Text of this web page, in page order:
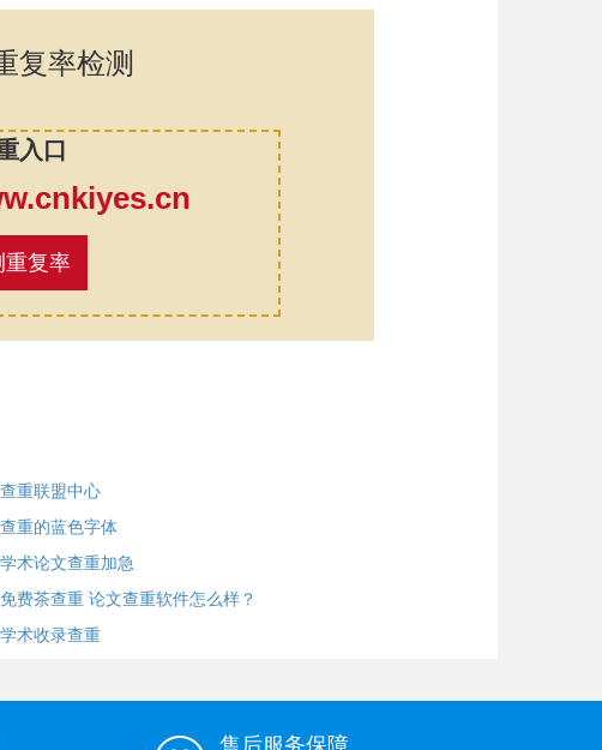
复率检测
入口
重复率
重联盟中心
重的蓝色字体
术论文查重加急
费茶查重 论文查重软件怎么样？
术收录查重
售后服务保障